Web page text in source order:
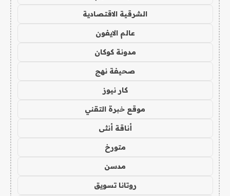
الشرقية الاقتصادية
عالم الايفون
مدونة كوكان
صحيفة نهج
كار نيوز
موقع خبرة التقني
أناقة أنثى
متورخ
مدسن
روتانا تسويق